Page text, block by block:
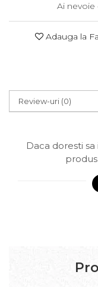
Ai nevoie
Adauga la
Review-uri (0)
Daca doresti